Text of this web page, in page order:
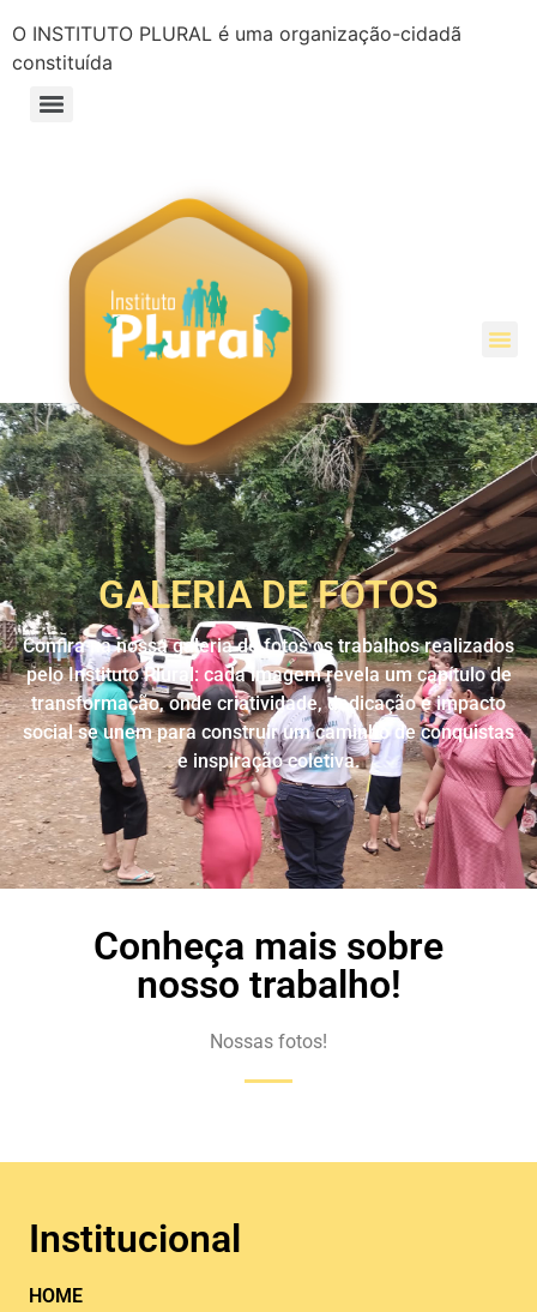
O INSTITUTO PLURAL é uma organização-cidadã
constituída
GALERIA DE FOTOS
Confira na nossa galeria de fotos os trabalhos realizados
pelo Instituto Plural: cada imagem revela um capítulo de
transformação, onde criatividade, dedicação e impacto
social se unem para construir um caminho de conquistas
e inspiração coletiva.
Conheça mais sobre
nosso trabalho!
Nossas fotos!
Institucional
HOME